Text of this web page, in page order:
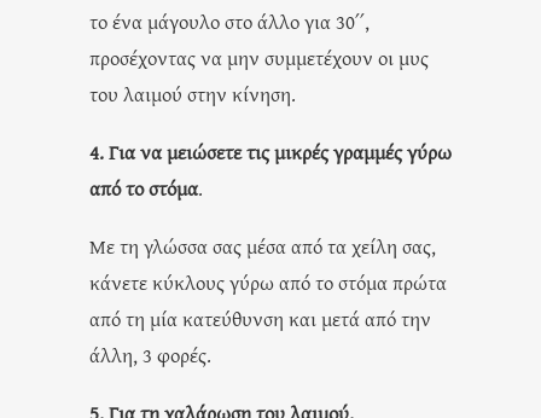
το ένα μάγουλο στο άλλο για 30΄΄,
προσέχοντας να μην συμμετέχουν οι μυς
του λαιμού στην κίνηση.
4. Για να μειώσετε τις μικρές γραμμές γύρω
από το στόμα.
Με τη γλώσσα σας μέσα από τα χείλη σας,
κάνετε κύκλους γύρω από το στόμα πρώτα
από τη μία κατεύθυνση και μετά από την
άλλη, 3 φορές.